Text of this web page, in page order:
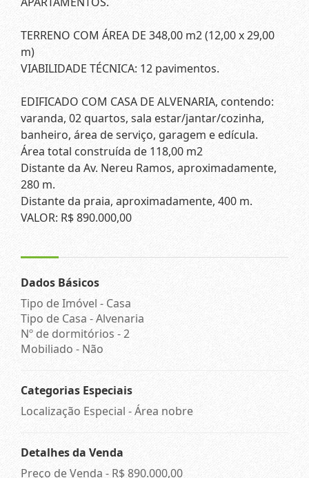
TERRENO COM ÁREA DE 348,00 m2 (12,00 x 29,00
m)
VIABILIDADE TÉCNICA: 12 pavimentos.
EDIFICADO COM CASA DE ALVENARIA, contendo:
varanda, 02 quartos, sala estar/jantar/cozinha,
banheiro, área de serviço, garagem e edícula.
Área total construída de 118,00 m2
Distante da Av. Nereu Ramos, aproximadamente,
280 m.
Distante da praia, aproximadamente, 400 m.
VALOR: R$ 890.000,00
Dados Básicos
Tipo de Imóvel - Casa
Tipo de Casa - Alvenaria
Nº de dormitórios - 2
Mobiliado - Não
Categorias Especiais
Localização Especial - Área nobre
Detalhes da Venda
Preço de Venda - R$ 890.000,00